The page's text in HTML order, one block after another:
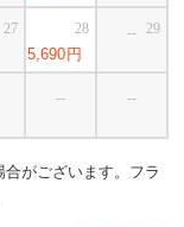
27
5,690円
28 -- 29
-- --
がございます。フラ